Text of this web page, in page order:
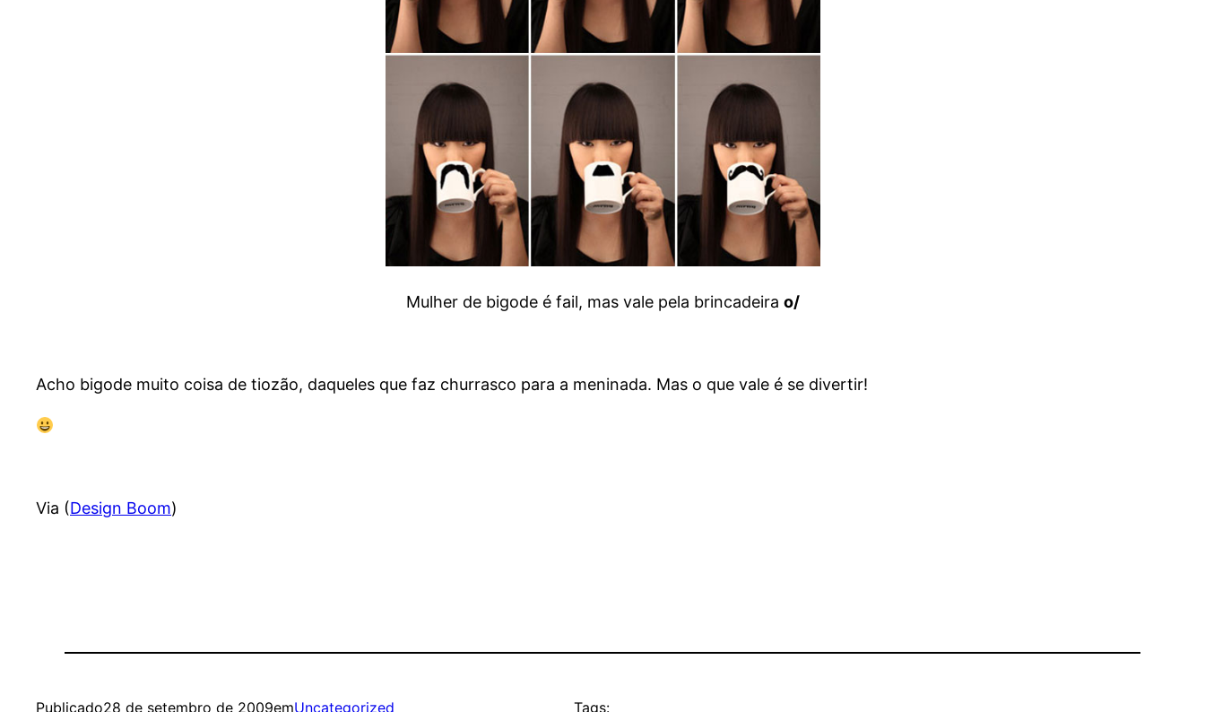
Mulher de bigode é fail, mas vale pela brincadeira o/
Acho bigode muito coisa de tiozão, daqueles que faz churrasco para a meninada. Mas o que vale é se divertir!
Via (Design Boom)
Publicado28 de setembro de 2009emUncategorized Tags: